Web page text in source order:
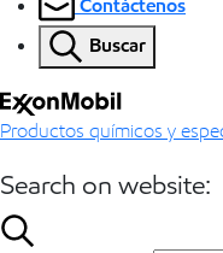
Contáctenos
Buscar
Productos químicos y
Search on website: